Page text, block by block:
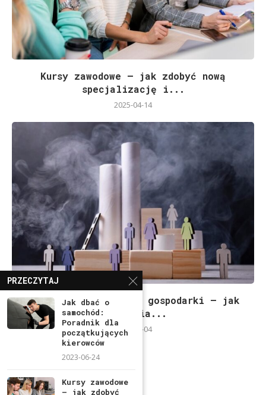
Kursy zawodowe – jak zdobyć nową
specjalizację i...
2025-04-14
Rynek pracy a rozwój gospodarki – jak
szkolenia...
2025-04-04
PRZECZYTAJ
Jak dbać o
samochód:
Poradnik dla
początkujących
kierowców
2023-06-24
Kursy zawodowe
– jak zdobyć